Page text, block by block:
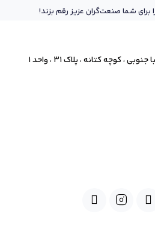
شما صنعت‌گران عزیز رقم بزند!
، کوچه کتانه ، پلاک ۳۱ ، واحد ۱